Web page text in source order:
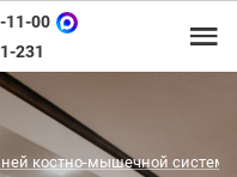
11-00
231
костно-мышечной системы